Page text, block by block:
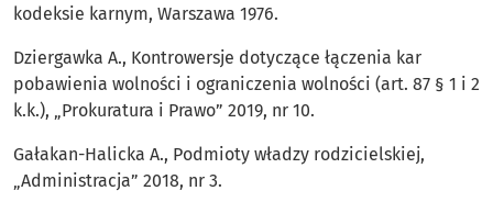
kodeksie karnym, Warszawa 1976.
Dziergawka A., Kontrowersje dotyczące łączenia kar
pobawienia wolności i ograniczenia wolności (art. 87 § 1 i 2
k.k.), „Prokuratura i Prawo” 2019, nr 10.
Gałakan-Halicka A., Podmioty władzy rodzicielskiej,
„Administracja” 2018, nr 3.